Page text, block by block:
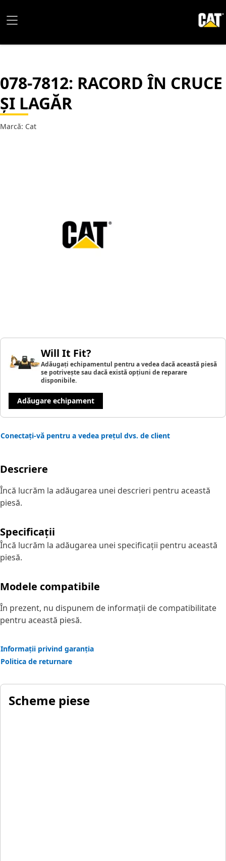
078-7812: RACORD ÎN CRUCE
ȘI LAGĂR
Marcă: Cat
Will It Fit?
Adăugați echipamentul pentru a vedea dacă această piesă
se potrivește sau dacă există opțiuni de reparare
disponibile.
Adăugare echipament
Conectați-vă pentru a vedea prețul dvs. de client
Descriere
Încă lucrăm la adăugarea unei descrieri pentru această
piesă.
Specificații
Încă lucrăm la adăugarea unei specificații pentru această
piesă.
Modele compatibile
În prezent, nu dispunem de informații de compatibilitate
pentru această piesă.
Informații privind garanția
Politica de returnare
Scheme piese